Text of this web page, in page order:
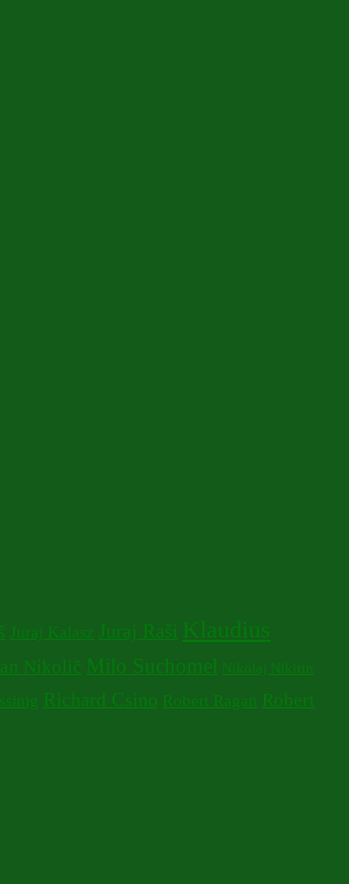
Juraj Kalasz Juraj Raši Klaudius
Nikolič Milo Suchomel Nikolaj Nikitin
Richard Csino Robert Ragan Robert